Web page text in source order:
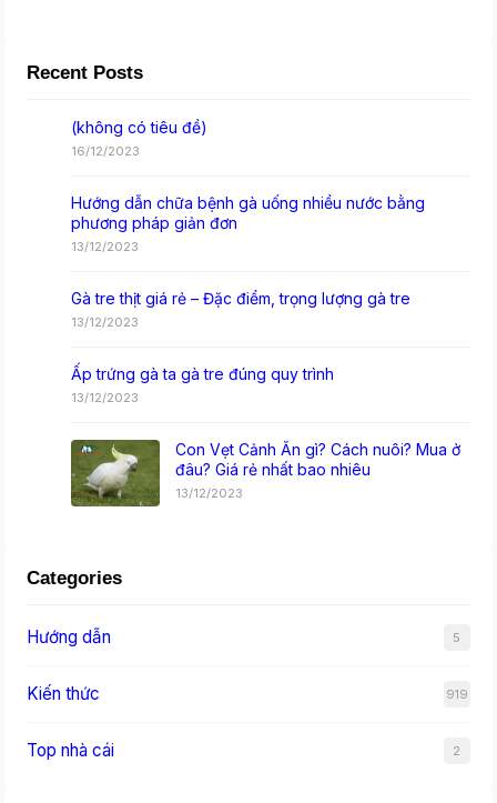
Recent Posts
(không có tiêu đề)
16/12/2023
Hướng dẫn chữa bệnh gà uống nhiều nước bằng
phương pháp giản đơn
13/12/2023
Gà tre thịt giá rẻ – Đặc điểm, trọng lượng gà tre
13/12/2023
Ấp trứng gà ta gà tre đúng quy trình
13/12/2023
Con Vẹt Cảnh Ăn gì? Cách nuôi? Mua ở
đâu? Giá rẻ nhất bao nhiêu
13/12/2023
Categories
Hướng dẫn 5
Kiến thức 919
Top nhà cái 2